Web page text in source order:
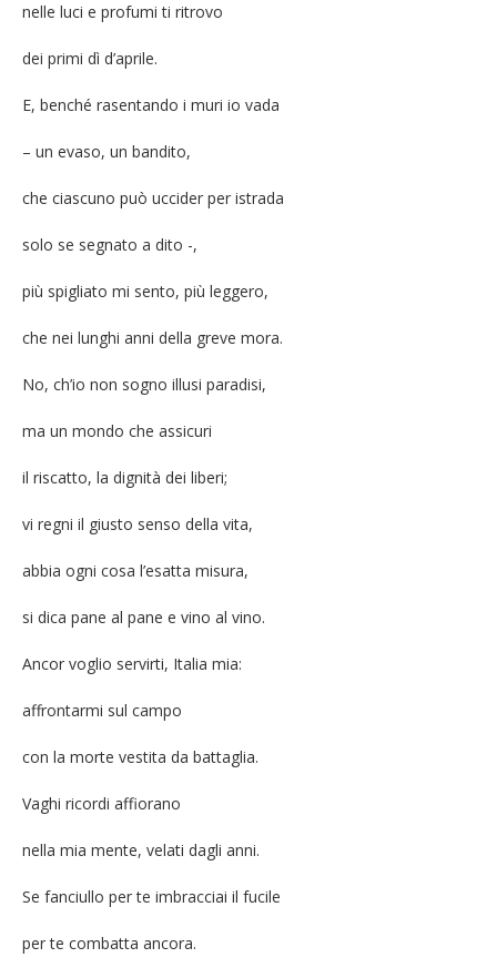
nelle luci e profumi ti ritrovo
dei primi dì d’aprile.
E, benché rasentando i muri io vada
– un evaso, un bandito,
che ciascuno può uccider per istrada
solo se segnato a dito -,
più spigliato mi sento, più leggero,
che nei lunghi anni della greve mora.
No, ch’io non sogno illusi paradisi,
ma un mondo che assicuri
il riscatto, la dignità dei liberi;
vi regni il giusto senso della vita,
abbia ogni cosa l’esatta misura,
si dica pane al pane e vino al vino.
Ancor voglio servirti, Italia mia:
affrontarmi sul campo
con la morte vestita da battaglia.
Vaghi ricordi affiorano
nella mia mente, velati dagli anni.
Se fanciullo per te imbracciai il fucile
per te combatta ancora.